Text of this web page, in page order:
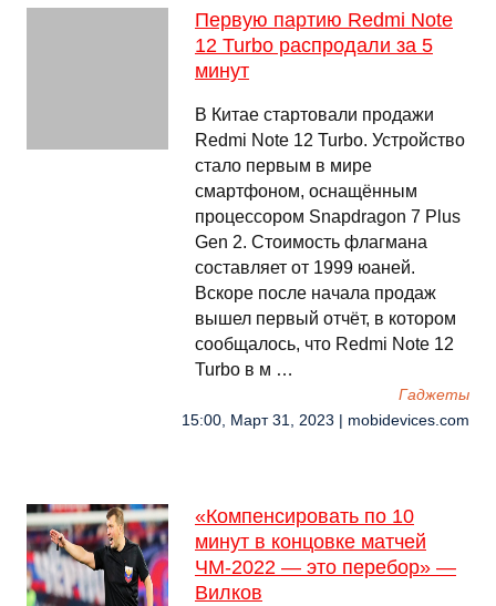
Первую партию Redmi Note
12 Turbo распродали за 5
минут
В Китае стартовали продажи
Redmi Note 12 Turbo. Устройство
стало первым в мире
смартфоном, оснащённым
процессором Snapdragon 7 Plus
Gen 2. Стоимость флагмана
составляет от 1999 юаней.
Вскоре после начала продаж
вышел первый отчёт, в котором
сообщалось, что Redmi Note 12
Turbo в м …
Гаджеты
15:00, Март 31, 2023 | mobidevices.com
«Компенсировать по 10
минут в концовке матчей
ЧМ-2022 — это перебор» —
Вилков